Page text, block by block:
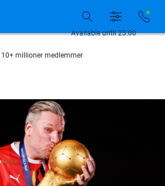
Tilgængelig 7 dage om ugen
10+ millioner medlemmer
Tilgængelig 7 dage om ugen
10+ millioner medlemmer
Available until 23:00